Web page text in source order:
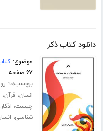
دانلود کتاب ذکر
موضوع:
۶۷ صفحه
برچسب‌ها:
انسان، قرآن،
چیست، اذکار،
شناسی،